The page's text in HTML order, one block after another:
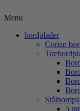
Menu
bordplader
Corian
5